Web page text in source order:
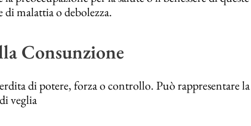
di malattia o debolezza.
Consunzione
di potere, forza o controllo. Può rappresentare la
veglia